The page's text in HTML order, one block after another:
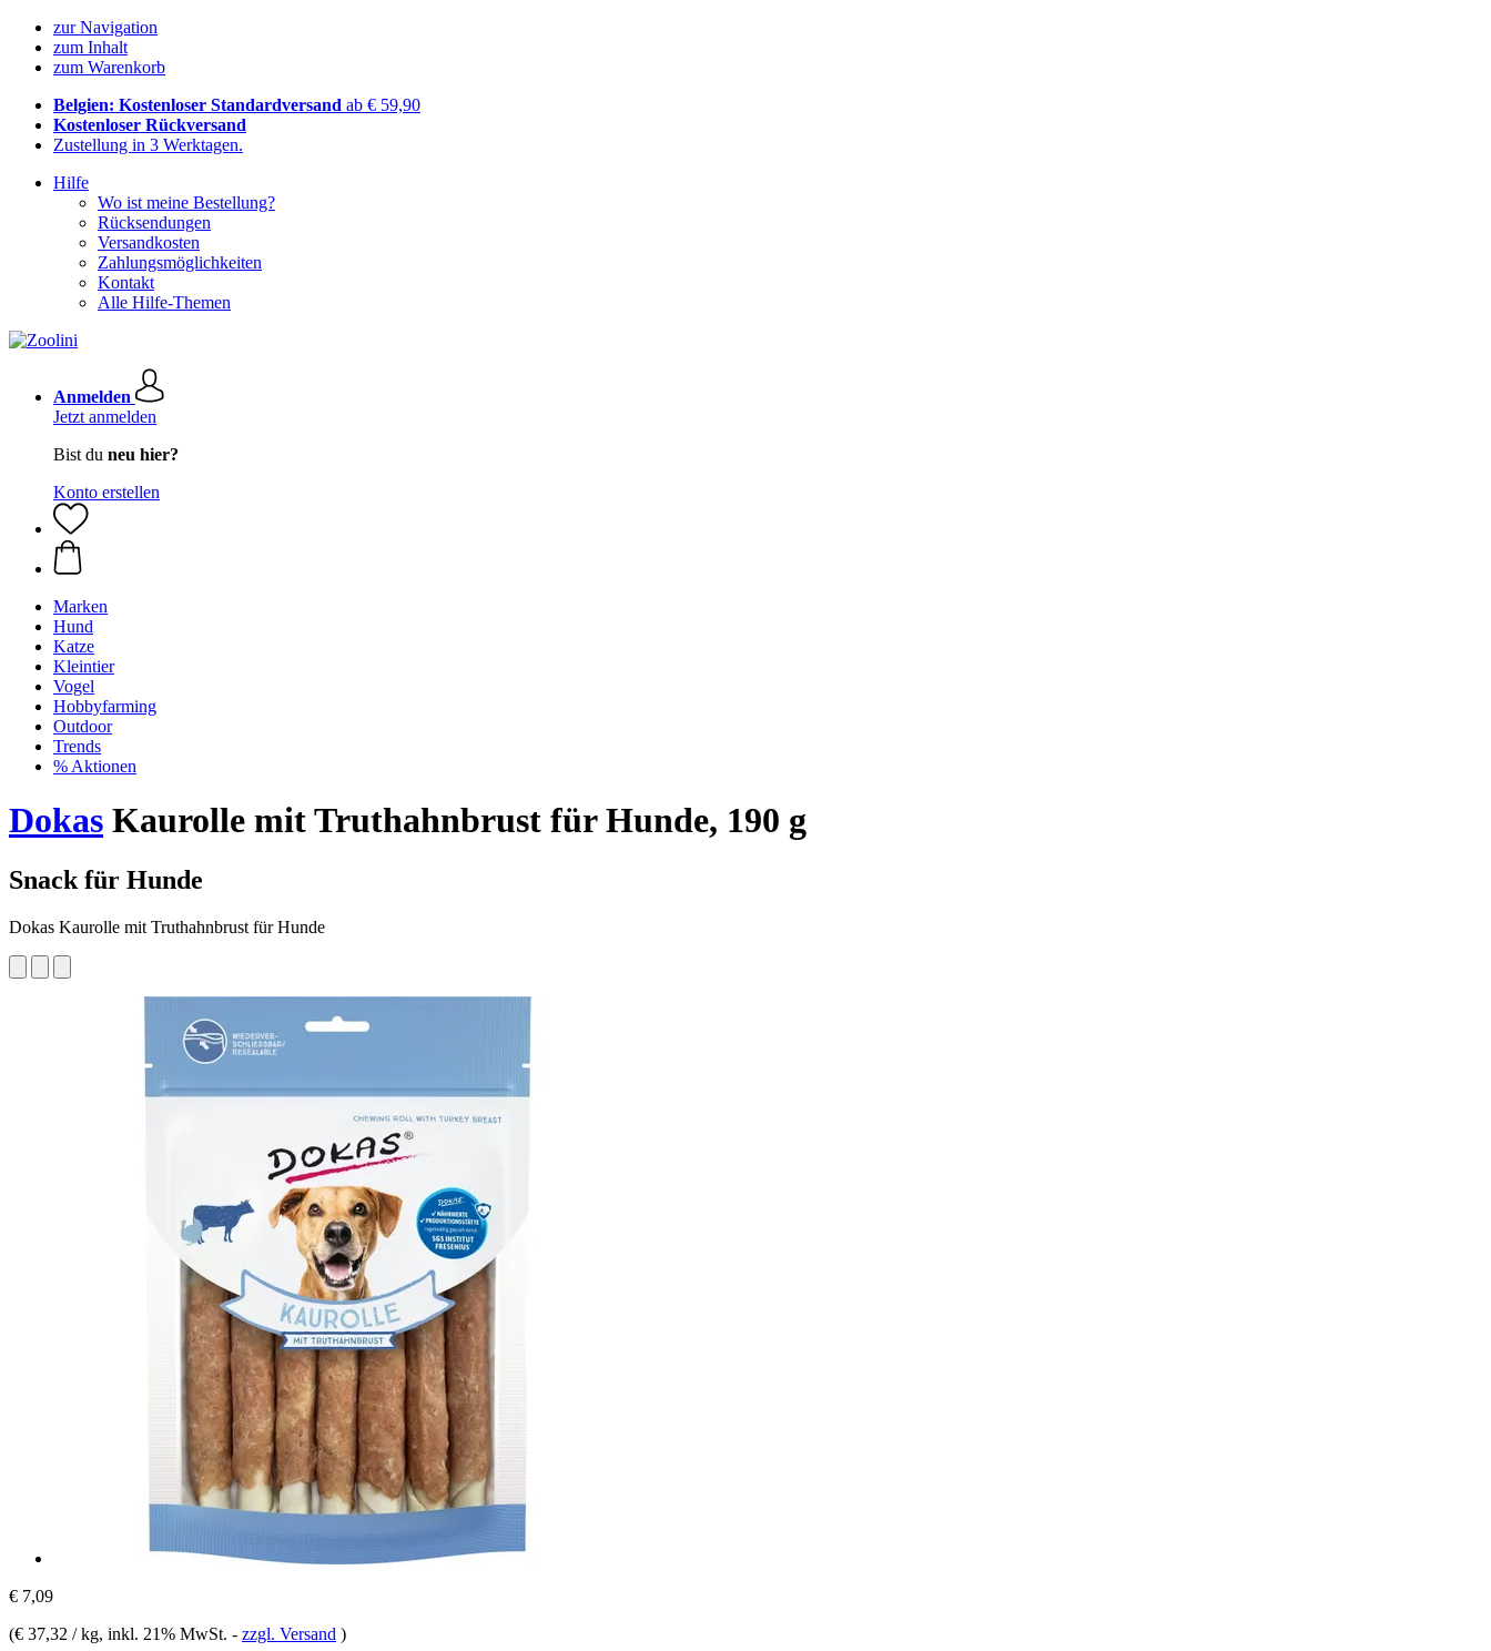
zur Navigation
zum Inhalt
zum Warenkorb
Belgien: Kostenloser Standardversand ab € 59,90
Kostenloser Rückversand
Zustellung in 3 Werktagen.
Hilfe
Wo ist meine Bestellung?
Rücksendungen
Versandkosten
Zahlungsmöglichkeiten
Kontakt
Alle Hilfe-Themen
Anmelden
Jetzt anmelden
Bist du neu hier?
Konto erstellen
Marken
Hund
Katze
Kleintier
Vogel
Hobbyfarming
Outdoor
Trends
% Aktionen
Dokas Kaurolle mit Truthahnbrust für Hunde, 190 g
Snack für Hunde
Dokas Kaurolle mit Truthahnbrust für Hunde
€ 7,09
(€ 37,32 / kg, inkl. 21% MwSt. - zzgl. Versand )